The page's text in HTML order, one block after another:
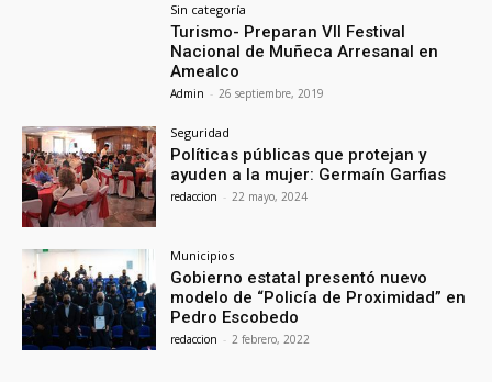
Sin categoría
Turismo- Preparan VII Festival
Nacional de Muñeca Arresanal en
Amealco
Admin - 26 septiembre, 2019
Seguridad
Políticas públicas que protejan y
ayuden a la mujer: Germaín Garfias
redaccion - 22 mayo, 2024
Municipios
Gobierno estatal presentó nuevo
modelo de “Policía de Proximidad” en
Pedro Escobedo
redaccion - 2 febrero, 2022